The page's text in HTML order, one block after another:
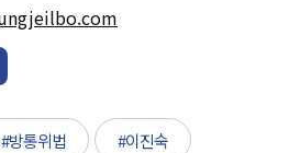
#방통위법 #이진숙